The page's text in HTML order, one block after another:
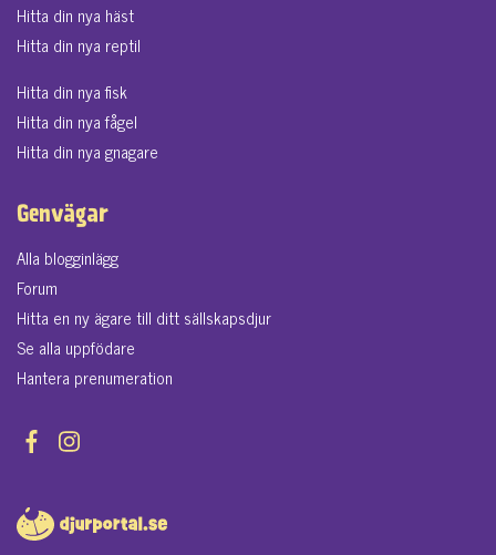
Hitta din nya häst
Hitta din nya reptil
Hitta din nya fisk
Hitta din nya fågel
Hitta din nya gnagare
Genvägar
Alla blogginlägg
Forum
Hitta en ny ägare till ditt sällskapsdjur
Se alla uppfödare
Hantera prenumeration